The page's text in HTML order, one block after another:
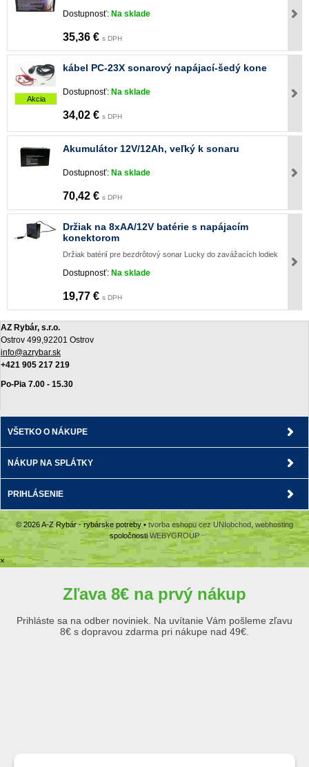
Dostupnosť: Na sklade
35,36 € s DPH
Akcia
kábel PC-23X sonarový napájací-šedý kone
Dostupnosť: Na sklade
34,02 € s DPH
Akumulátor 12V/12Ah, veľký k sonaru
Dostupnosť: Na sklade
70,42 € s DPH
Držiak na 8xAA/12V batérie s napájacím
konektorom
Držiak batérií pre bezdrôtový sonar Lucky do zavážacích lodiek
Dostupnosť: Na sklade
19,77 € s DPH
AZ Rybár, s.r.o.
Ostrov 499,92201 Ostrov
info@azrybar.sk
+421 905 217 219
Po-Pia 7.00 - 15.30
VŠETKO O NÁKUPE
NÁKUP NA SPLÁTKY
PRIHLÁSENIE
© 2026 A-Z Rybár - rybárske potreby • tvorba eshopu cez UNIobchod webhosting
spoločnosti WEBYGROUP
×
Zľava 8€ na prvý nákup
Prihláste sa na odber noviniek. Na uvítanie Vám pošleme zľavu
8€ s dopravou zdarma pri nákupe nad 49€.